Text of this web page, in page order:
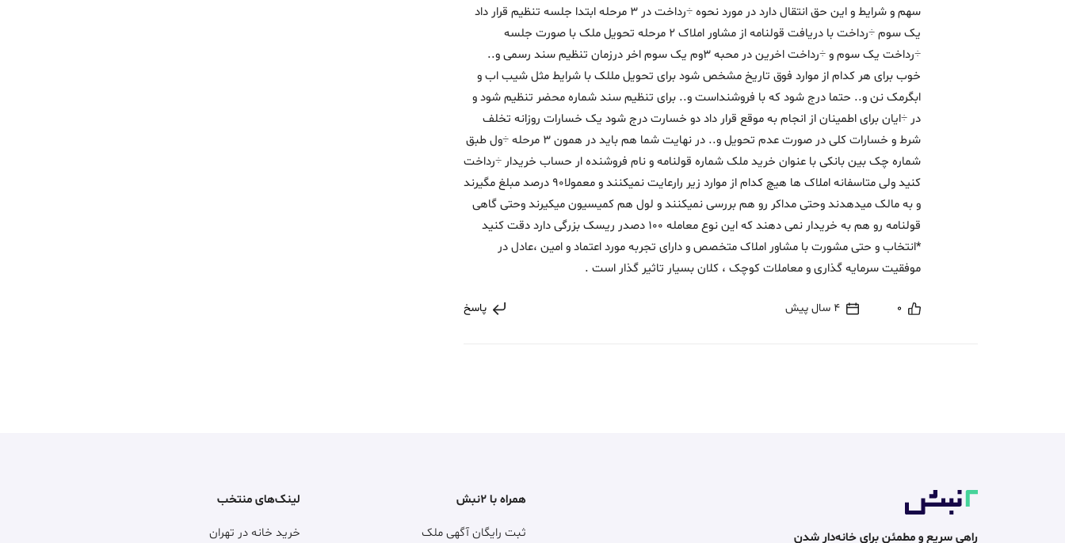
سهم و شرایط و این حق انتقال دارد در مورد نحوه ÷رداخت در 3 مرحله ابتدا جلسه تنظیم قرار داد
یک سوم ÷رداخت با دریافت قولنامه از مشاور املاک 2 مرحله تحویل ملک با صورت جلسه
÷رداخت یک سوم و ÷رداخت اخرین در محبه 3وم یک سوم اخر درزمان تنظیم سند رسمی و..
خوب برای هر کدام از موارد فوق تاریخ مشخص شود برای تحویل مللک با شرایط مثل شیب اب و
ابگرمک نن و.. حتما درج شود که با فروشنداست و.. برای تنظیم سند شماره محضر تنظیم شود و
در ÷ایان برای اطمینان از انجام به موقع قرار داد دو خسارت درج شود یک خسارات روزانه تخلف
شرط و خسارات کلی در صورت عدم تحویل و.. در نهایت شما هم باید در همون 3 مرحله ÷ول طبق
شماره چک بین بانکی با عنوان خرید ملک شماره قولنامه و نام فروشنده ار حساب خریدار ÷رداخت
کنید ولی متاسفانه املاک ها هیچ کدام از موارد زیر رارعایت نمیکنند و معمولا90 درصد مبلغ مگیرند
و به مالک میدهدند وحتی مداکر رو هم بررسی نمیکنند و لول هم کمیسیون میکیرند وحتی گاهی
قولنامه رو هم به خریدار نمی دهند که این نوع معامله 100 دصدر ریسک بزرگی دارد دقت کنید
*انتخاب و حتی مشورت با مشاور املاک متخصص و دارای تجربه مورد اعتماد و امین ،عادل در
موفقیت سرمایه گذاری و معاملات کوچک ، کلان بسیار تاثیر گذار است .
0 4 سال پیش پاسخ
راهی سریع و مطمئن برای خانه‌دار شدن
همراه با ۲نبش
ثبت رایگان آگهی ملک
لینک‌های منتخب
خرید خانه در تهران